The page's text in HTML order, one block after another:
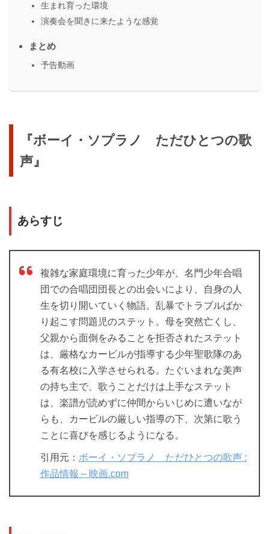
生まれ育った環境
演奏会を聞きに来たような感覚
まとめ
予告動画
『ボーイ・ソプラノ ただひとつの歌
声』
あらすじ
複雑な家庭環境に育った少年が、名門少年合唱
団での合唱団団長との出会いにより、自身の人
生を切り開いていく物語。乱暴でトラブルばか
り起こす問題児のステット。母を突然亡くし、
父親から面倒をみることを拒否されたステット
は、厳格なカービルが指導する少年聖歌隊のあ
る有名校に入学させられる。たぐいまれな美声
の持ち主で、歌うことだけは上手なステット
は、楽譜が読めずに仲間からいじめに遭いなが
らも、カービルの厳しい指導の下、次第に歌う
ことに喜びを感じるようになる。
引用元： ボーイ・ソプラノ ただひとつの歌声 :
作品情報 – 映画.com